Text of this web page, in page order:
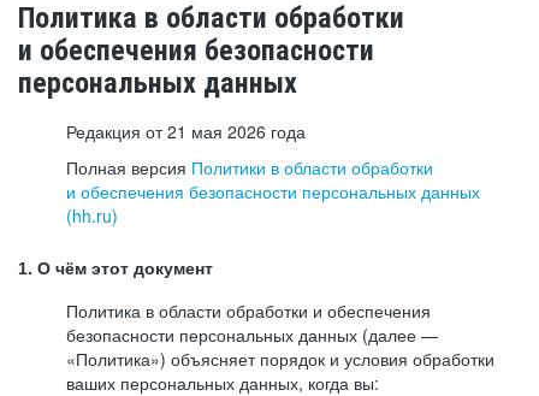
Политика в области обработки
и обеспечения безопасности
персональных данных
Редакция от 21 мая 2026 года
Полная версия Политики в области обработки
и обеспечения безопасности персональных данных
(hh.ru)
1. О чём этот документ
Политика в области обработки и обеспечения
безопасности персональных данных (далее —
«Политика») объясняет порядок и условия обработки
ваших персональных данных, когда вы: